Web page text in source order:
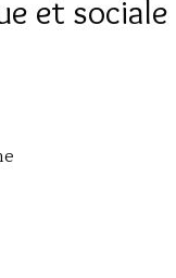
et sociale